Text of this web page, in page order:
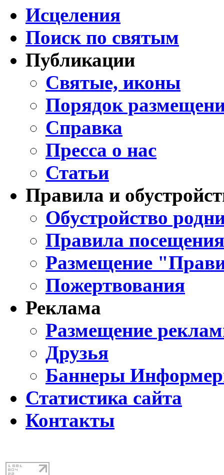
Исцеления
Поиск по святым
Публикации
Святые, иконы
Порядок
Справка
Пресса о нас
Статьи
Правила и
Обустройство
Правила
Размещение
Пожертвования
Реклама
Размещение
Друзья
Баннеры
Статистика сайта
Контакты